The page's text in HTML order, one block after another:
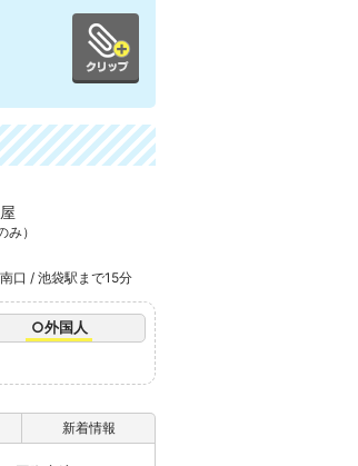
み）
口 / 池袋駅まで15分
○外国人
新着情報